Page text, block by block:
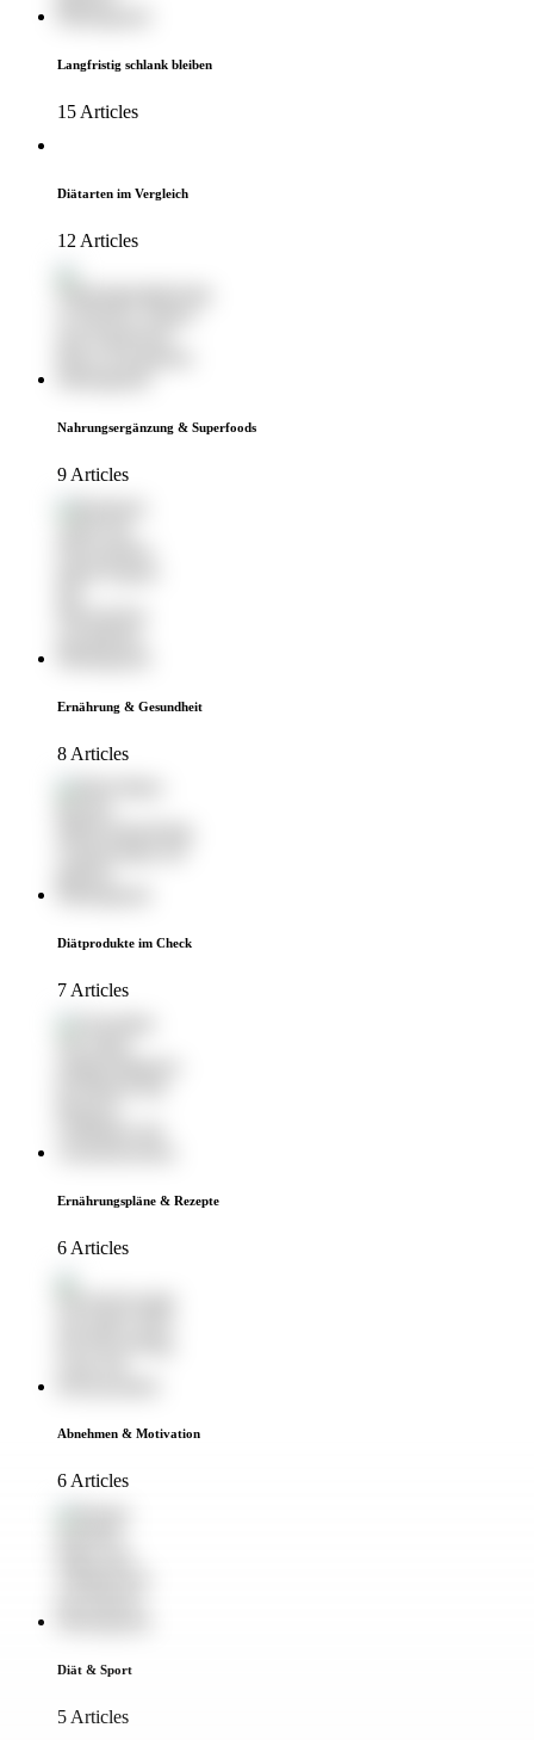
Langfristig schlank bleiben
15 Articles
Diätarten im Vergleich
12 Articles
Nahrungsergänzung & Superfoods
9 Articles
Ernährung & Gesundheit
8 Articles
Diätprodukte im Check
7 Articles
Ernährungspläne & Rezepte
6 Articles
Abnehmen & Motivation
6 Articles
Diät & Sport
5 Articles